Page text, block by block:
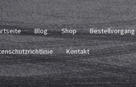
Blog Shop Bestellvorgang
Kontakt